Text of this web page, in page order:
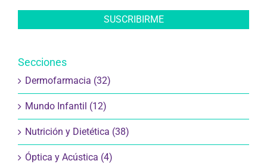
Secciones
Dermofarmacia (32)
Mundo Infantil (12)
Nutrición y Dietética (38)
Óptica y Acústica (4)